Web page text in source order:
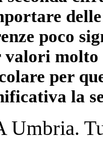
poco
valori
per
la
Umbria.